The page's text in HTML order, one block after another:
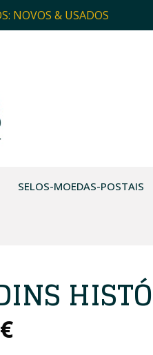
NOVOS & USADOS
SELOS-MOEDAS-POSTAIS